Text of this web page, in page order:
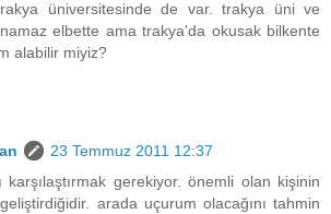
üniversitesinde de var. trakya üni ve
elbette ama trakya'da okusak bilkente
alabilir miyiz?
23 Temmuz 2011 12:37
karşılaştırmak gerekiyor. önemli olan kişinin
arada uçurum olacağını tahmin